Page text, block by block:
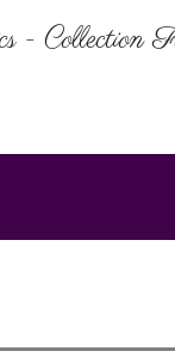
- Collection